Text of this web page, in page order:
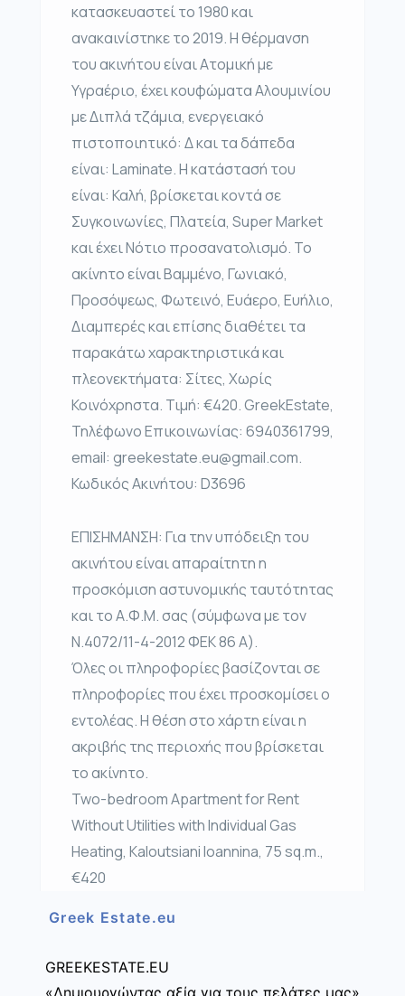
κατασκευαστεί το 1980 και
ανακαινίστηκε το 2019. Η θέρμανση
του ακινήτου είναι Ατομική με
Υγραέριο, έχει κουφώματα Αλουμινίου
με Διπλά τζάμια, ενεργειακό
πιστοποιητικό: Δ και τα δάπεδα
είναι: Laminate. Η κατάστασή του
είναι: Καλή, βρίσκεται κοντά σε
Συγκοινωνίες, Πλατεία, Super Market
και έχει Νότιο προσανατολισμό. Το
ακίνητο είναι Βαμμένο, Γωνιακό,
Προσόψεως, Φωτεινό, Ευάερο, Ευήλιο,
Διαμπερές και επίσης διαθέτει τα
παρακάτω χαρακτηριστικά και
πλεονεκτήματα: Σίτες, Χωρίς
Κοινόχρηστα. Τιμή: €420. GreekEstate,
Τηλέφωνο Επικοινωνίας: 6940361799,
email: greekestate.eu@gmail.com.
Κωδικός Ακινήτου: D3696
ΕΠΙΣΗΜΑΝΣΗ: Για την υπόδειξη του
ακινήτου είναι απαραίτητη η
προσκόμιση αστυνομικής ταυτότητας
και το Α.Φ.Μ. σας (σύμφωνα με τον
Ν.4072/11-4-2012 ΦΕΚ 86 Α).
Όλες οι πληροφορίες βασίζονται σε
πληροφορίες που έχει προσκομίσει ο
εντολέας. Η θέση στο χάρτη είναι η
ακριβής της περιοχής που βρίσκεται
το ακίνητο.
Two-bedroom Apartment for Rent
Without Utilities with Individual Gas
Heating, Kaloutsiani Ioannina, 75 sq.m.,
€420
Greek Estate.eu
GREEKESTATE.EU
«Δημιουργώντας αξία για τους πελάτες μας»